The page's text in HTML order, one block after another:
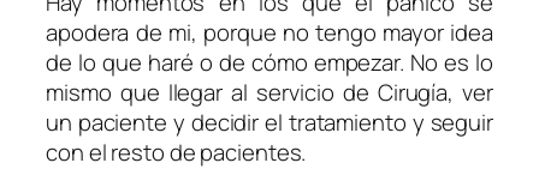
apodera de mi, porque no tengo mayor idea
de lo que haré o de cómo empezar. No es lo
mismo que llegar al servicio de Cirugía, ver
un paciente y decidir el tratamiento y seguir
con el resto de pacientes.